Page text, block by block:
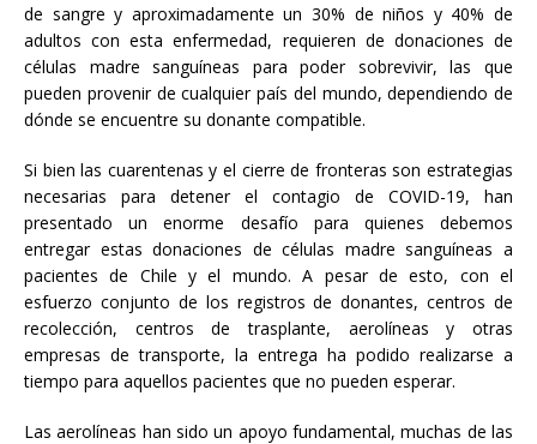
de sangre y aproximadamente un 30% de niños y 40% de
adultos con esta enfermedad, requieren de donaciones de
células madre sanguíneas para poder sobrevivir, las que
pueden provenir de cualquier país del mundo, dependiendo de
dónde se encuentre su donante compatible.
Si bien las cuarentenas y el cierre de fronteras son estrategias
necesarias para detener el contagio de COVID-19, han
presentado un enorme desafío para quienes debemos
entregar estas donaciones de células madre sanguíneas a
pacientes de Chile y el mundo. A pesar de esto, con el
esfuerzo conjunto de los registros de donantes, centros de
recolección, centros de trasplante, aerolíneas y otras
empresas de transporte, la entrega ha podido realizarse a
tiempo para aquellos pacientes que no pueden esperar.
Las aerolíneas han sido un apoyo fundamental, muchas de las